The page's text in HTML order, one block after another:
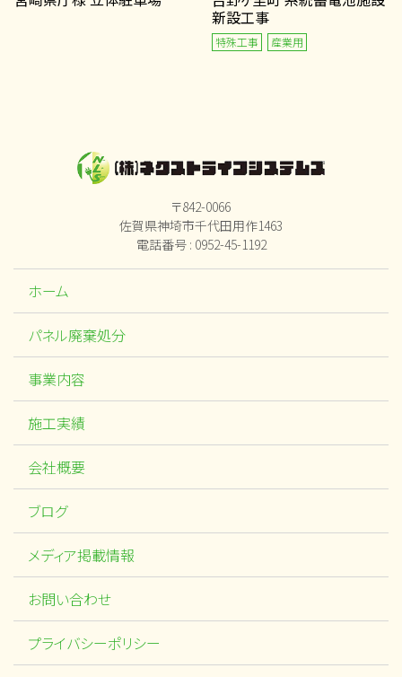
新設工事
特殊工事 産業用
〒842-0066
佐賀県神埼市千代田用作1463
電話番号 : 0952-45-1192
ホーム
パネル廃棄処分
事業内容
施工実績
会社概要
ブログ
メディア掲載情報
お問い合わせ
プライバシーポリシー